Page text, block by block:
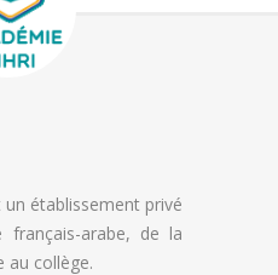
un établissement privé
français-arabe, de la
au collège.